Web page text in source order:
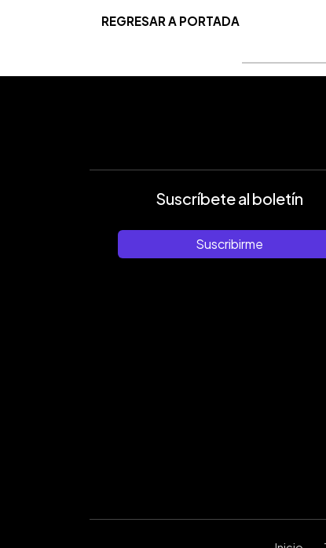
REGRESAR A PORTADA
Suscríbete al boletín
Suscribirme